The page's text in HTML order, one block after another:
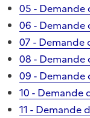
05 -
06 - Demande
07 -
08 -
09 -
10 -
11 - Demande